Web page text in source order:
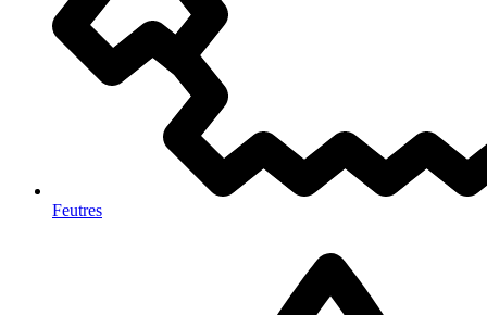
Feutres